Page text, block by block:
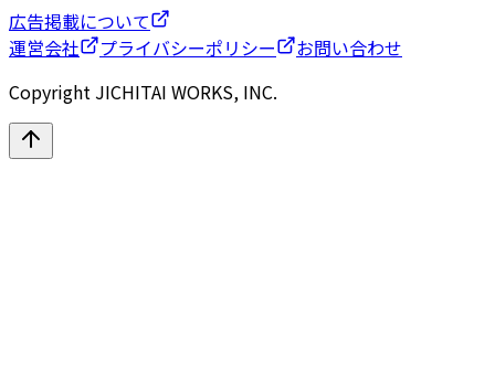
広告掲載について
運営会社
プライバシーポリシー
お問い合わせ
Copyright JICHITAI WORKS, INC.